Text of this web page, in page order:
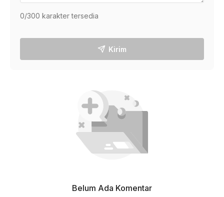
0/300 karakter tersedia
Kirim
Belum Ada Komentar